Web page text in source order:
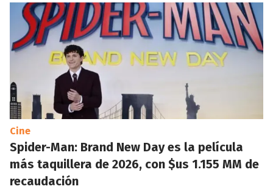
Cine
Spider-Man: Brand New Day es la película
más taquillera de 2026, con $us 1.155 MM de
recaudación